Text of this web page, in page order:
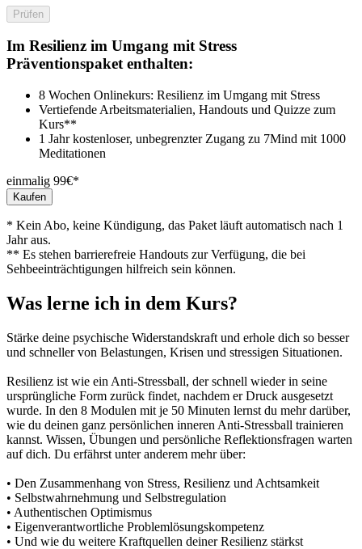
Prüfen
Im Resilienz im Umgang mit Stress
Präventionspaket enthalten:
8 Wochen Onlinekurs: Resilienz im Umgang mit Stress
Vertiefende Arbeitsmaterialien, Handouts und Quizze zum
Kurs**
1 Jahr kostenloser, unbegrenzter Zugang zu 7Mind mit 1000
Meditationen
einmalig 99€*
Kaufen
* Kein Abo, keine Kündigung, das Paket läuft automatisch nach 1
Jahr aus.
** Es stehen barrierefreie Handouts zur Verfügung, die bei
Sehbeeinträchtigungen hilfreich sein können.
Was lerne ich in dem Kurs?
Stärke deine psychische Widerstandskraft und erhole dich so besser
und schneller von Belastungen, Krisen und stressigen Situationen.
Resilienz ist wie ein Anti-Stressball, der schnell wieder in seine
ursprüngliche Form zurück findet, nachdem er Druck ausgesetzt
wurde. In den 8 Modulen mit je 50 Minuten lernst du mehr darüber,
wie du deinen ganz persönlichen inneren Anti-Stressball trainieren
kannst. Wissen, Übungen und persönliche Reflektionsfragen warten
auf dich. Du erfährst unter anderem mehr über:
• Den Zusammenhang von Stress, Resilienz und Achtsamkeit
• Selbstwahrnehmung und Selbstregulation
• Authentischen Optimismus
• Eigenverantwortliche Problemlösungskompetenz
• Und wie du weitere Kraftquellen deiner Resilienz stärkst